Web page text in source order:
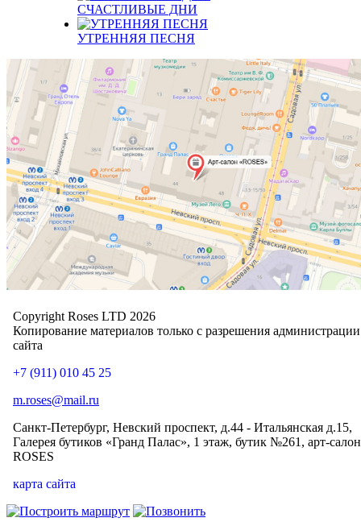
СЧАСТЛИВЫЕ ДНИ
УТРЕННЯЯ ПЕСНЯ
Copyright Roses LTD 2026
Копирование материалов только с разрешения администрации
сайта
+7 (911) 010 45 25
m.roses@mail.ru
Санкт-Петербург, Невский проспект, д.44 - Итальянская д.15,
Галерея бутиков «Гранд Палас», 1 этаж, бутик №261, арт-салон
ROSES
карта сайта